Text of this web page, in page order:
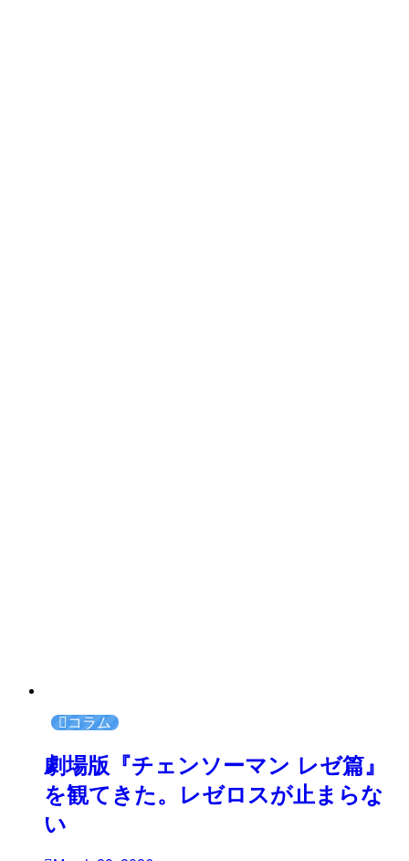
コラム
劇場版『チェンソーマン レゼ篇』
を観てきた。レゼロスが止まらな
い